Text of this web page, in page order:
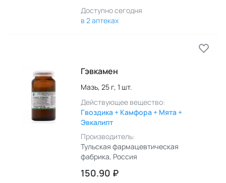
Доступно сегодня
в 2 аптеках
Гэвкамен
Мазь, 25 г, 1 шт.
Действующее вещество:
Гвоздика + Камфора + Мята +
Эвкалипт
Производитель:
Тульская фармацевтическая
фабрика, Россия
150.90 ₽